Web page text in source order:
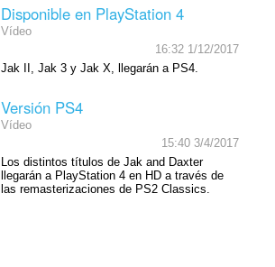
Disponible en PlayStation 4
Vídeo
16:32 1/12/2017
Jak II, Jak 3 y Jak X, llegarán a PS4.
Versión PS4
Vídeo
15:40 3/4/2017
Los distintos títulos de Jak and Daxter
llegarán a PlayStation 4 en HD a través de
las remasterizaciones de PS2 Classics.